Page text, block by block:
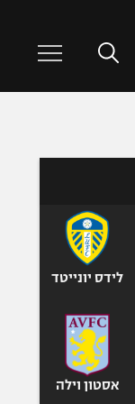
לידס יונייטד
אסטון וילה